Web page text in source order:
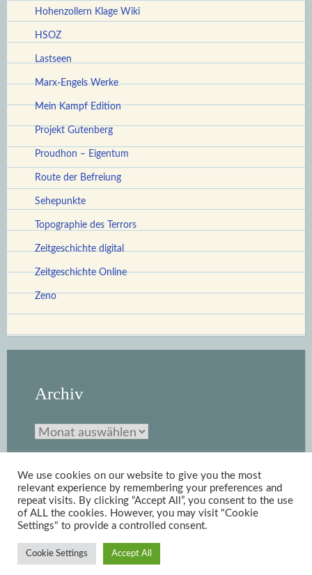
Hohenzollern Klage Wiki
HSOZ
Lastseen
Marx-Engels Werke
Mein Kampf Edition
Projekt Gutenberg
Proudhon – Eigentum
Route der Befreiung
Sehepunkte
Topographie des Terrors
Zeitgeschichte digital
Zeitgeschichte Online
Zeno
Archiv
Archiv
Automattic
We use cookies on our website to give you the most
relevant experience by remembering your preferences and
repeat visits. By clicking “Accept All”, you consent to the use
of ALL the cookies. However, you may visit "Cookie
Settings" to provide a controlled consent.
Cookie Settings Accept All